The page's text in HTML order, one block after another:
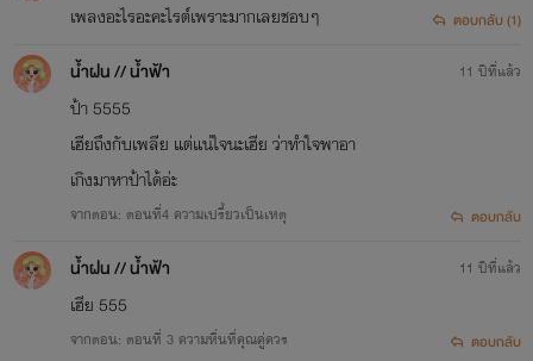
เพลงอะไรอะคะไรต์เพราะมากเลยชอบๆ
ตอบกลับ (1)
น้ำฝน // น้ำฟ้า
ป้า 5555
เฮียถึงกับเพลีย แต่แน่ใจนะเฮีย ว่าทำใจพาอา
เกิงมาหาป้าได้อ่ะ
จากตอน: ตอนที่4 ความเปรี้ยวเป็นเหตุ
11 ปีที่แล้ว
ตอบกลับ
น้ำฝน // น้ำฟ้า
เฮีย 555
จากตอน: ตอนที่ 3 ความหื่นที่คุณคู่ควร
11 ปีที่แล้ว
ตอบกลับ